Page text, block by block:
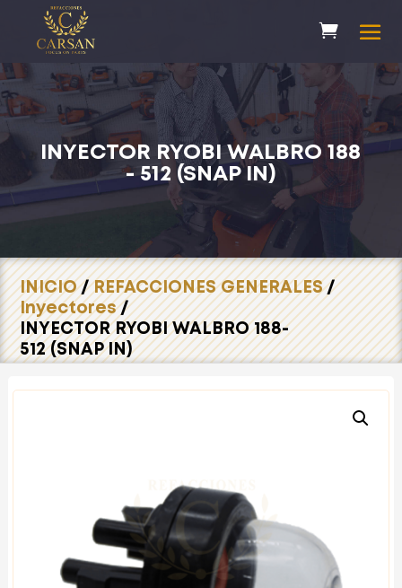
INYECTOR RYOBI WALBRO 188
- 512 (SNAP IN)
INICIO/REFACCIONES GENERALES/
Inyectores/
INYECTOR RYOBI WALBRO 188-
512 (SNAP IN)